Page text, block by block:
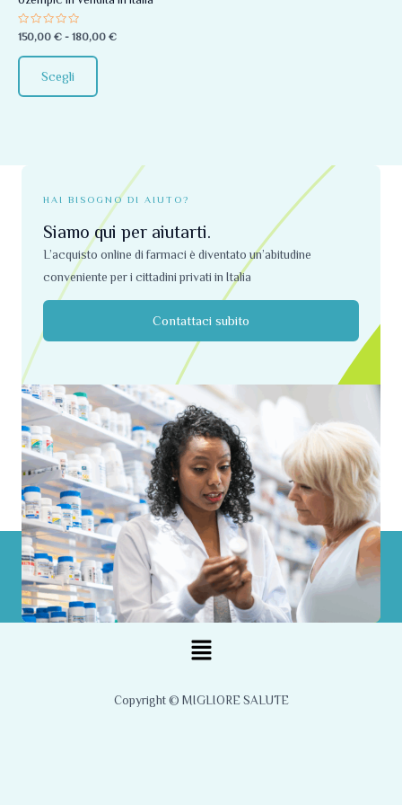
Valutato
0
su
5
150,00 € - 180,00 €
Scegli
scelte
nella
HAI BISOGNO DI AIUTO?
Siamo qui per aiutarti.
L’acquisto online di farmaci è diventato un’abitudine
conveniente per i cittadini privati ​​in Italia
Contattaci subito
Menu
Copyright © MIGLIORE SALUTE